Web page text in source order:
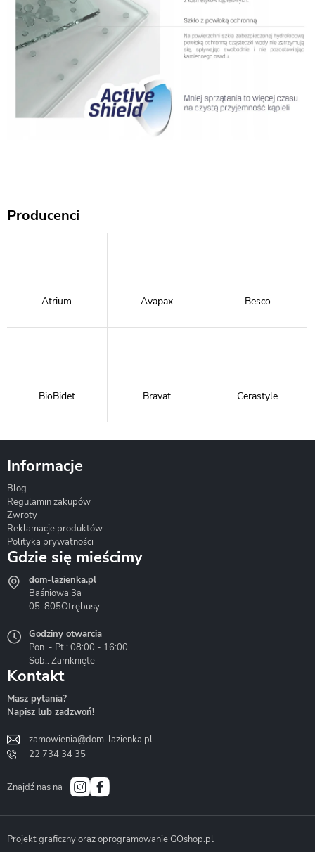
Producenci
Atrium Avapax Besco
BioBidet Bravat Cerastyle
Hydrostop
Liveno
Bath&Spa
Informacje
Blog
Regulamin zakupów
Zwroty
Reklamacje produktów
Polityka prywatności
Gdzie się mieścimy
dom-lazienka.pl
Baśniowa 3a
05-805Otrębusy
Godziny otwarcia
Pon. - Pt.: 08:00 - 16:00
Sob.: Zamknięte
Kontakt
Masz pytania?
Napisz lub zadzwoń!
zamowienia@dom-lazienka.pl
22 734 34 35
Znajdź nas na
Projekt graficzny oraz oprogramowanie GOshop.pl